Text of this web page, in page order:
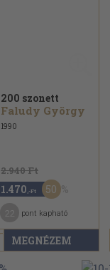
MEGNÉZEM
200 szonett
Faludy György
1990
2.940 Ft
1.470 ,-Ft 50
pont kapható